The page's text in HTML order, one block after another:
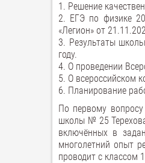
1. Решение
2. ЕГЭ по физике
«Легион» от
3. Результаты
году.
4. О проведении
5. О всероссийском
6. Планирование
По первому
школы № 25
включённых в
многолетний опыт
проводит с классом